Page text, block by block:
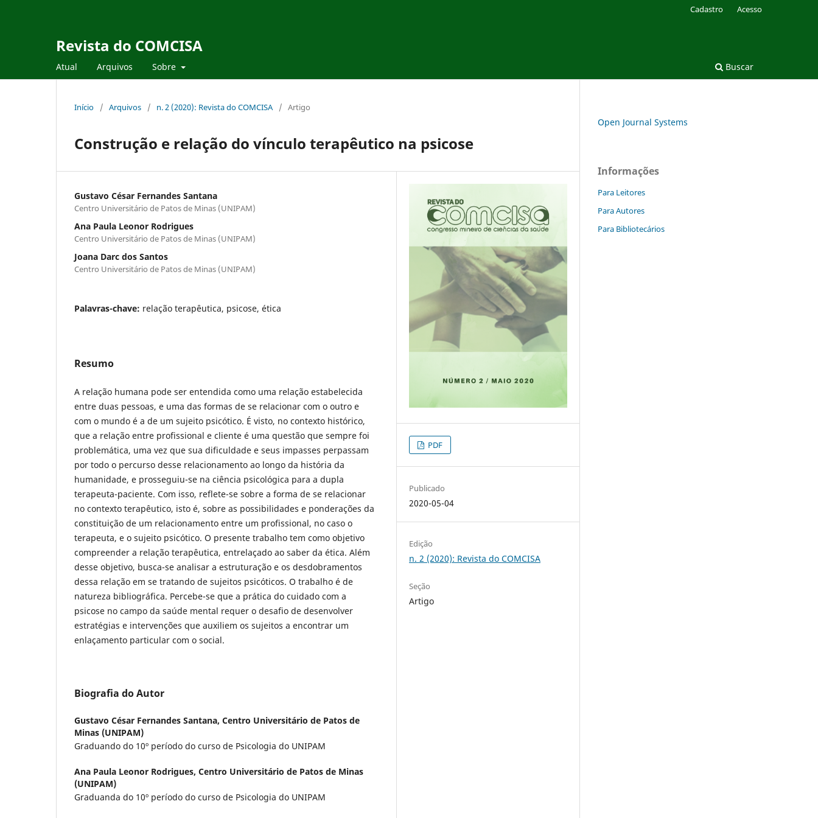
Revista do COMCISA
Atual Arquivos Sobre Buscar
Cadastro Acesso
Início / Arquivos / n. 2 (2020): Revista do COMCISA / Artigo
Construção e relação do vínculo terapêutico na psicose
Gustavo César Fernandes Santana
Centro Universitário de Patos de Minas (UNIPAM)
Ana Paula Leonor Rodrigues
Centro Universitário de Patos de Minas (UNIPAM)
Joana Darc dos Santos
Centro Universitário de Patos de Minas (UNIPAM)
Palavras-chave: relação terapêutica, psicose, ética
Resumo
A relação humana pode ser entendida como uma relação estabelecida
entre duas pessoas, e uma das formas de se relacionar com o outro e
com o mundo é a de um sujeito psicótico. É visto, no contexto histórico,
que a relação entre profissional e cliente é uma questão que sempre foi
problemática, uma vez que sua dificuldade e seus impasses perpassam
por todo o percurso desse relacionamento ao longo da história da
humanidade, e prosseguiu-se na ciência psicológica para a dupla
terapeuta-paciente. Com isso, reflete-se sobre a forma de se relacionar
no contexto terapêutico, isto é, sobre as possibilidades e ponderações da
constituição de um relacionamento entre um profissional, no caso o
terapeuta, e o sujeito psicótico. O presente trabalho tem como objetivo
compreender a relação terapêutica, entrelaçado ao saber da ética. Além
desse objetivo, busca-se analisar a estruturação e os desdobramentos
dessa relação em se tratando de sujeitos psicóticos. O trabalho é de
natureza bibliográfica. Percebe-se que a prática do cuidado com a
psicose no campo da saúde mental requer o desafio de desenvolver
estratégias e intervenções que auxiliem os sujeitos a encontrar um
enlaçamento particular com o social.
Biografia do Autor
Gustavo César Fernandes Santana, Centro Universitário de Patos de
Minas (UNIPAM)
Graduando do 10º período do curso de Psicologia do UNIPAM
Ana Paula Leonor Rodrigues, Centro Universitário de Patos de Minas
(UNIPAM)
Graduanda do 10º período do curso de Psicologia do UNIPAM
PDF
Publicado
2020-05-04
Edição
n. 2 (2020): Revista do COMCISA
Seção
Artigo
Open Journal Systems
Informações
Para Leitores
Para Autores
Para Bibliotecários